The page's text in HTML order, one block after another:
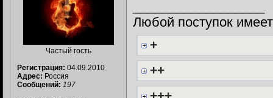
Частый гость
Регистрация: 04.09.2010
Адрес: Россия
Сообщений: 197
Любой поступок
+
++
+++